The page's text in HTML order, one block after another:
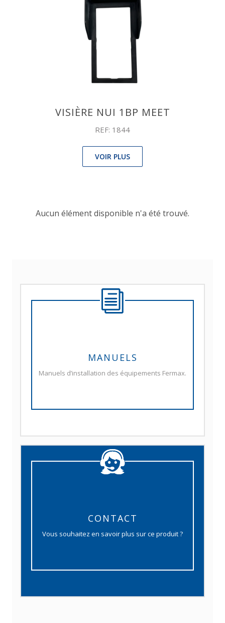
VISIÈRE NUI 1BP MEET
REF: 1844
VOIR PLUS
Aucun élément disponible n'a été trouvé.
MANUELS
Manuels d’installation des équipements Fermax.
CONTACT
Vous souhaitez en savoir plus sur ce produit ?